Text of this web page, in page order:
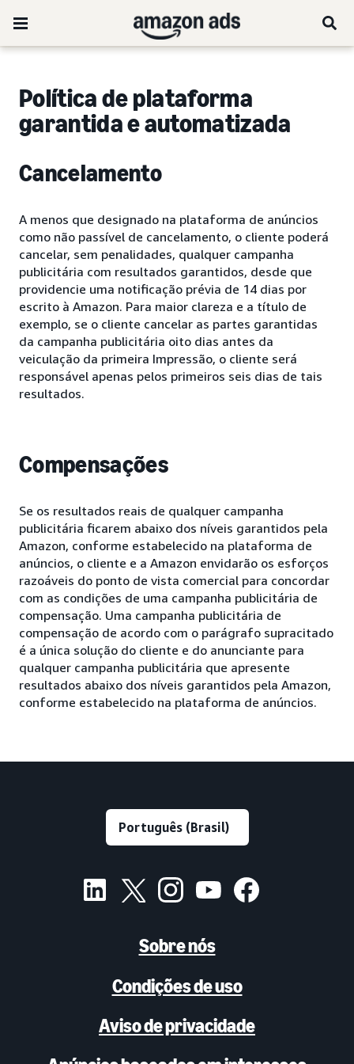
Política de plataforma
garantida e automatizada
Cancelamento
A menos que designado na plataforma de anúncios
como não passível de cancelamento, o cliente poderá
cancelar, sem penalidades, qualquer campanha
publicitária com resultados garantidos, desde que
providencie uma notificação prévia de 14 dias por
escrito à Amazon. Para maior clareza e a título de
exemplo, se o cliente cancelar as partes garantidas
da campanha publicitária oito dias antes da
veiculação da primeira Impressão, o cliente será
responsável apenas pelos primeiros seis dias de tais
resultados.
Compensações
Se os resultados reais de qualquer campanha
publicitária ficarem abaixo dos níveis garantidos pela
Amazon, conforme estabelecido na plataforma de
anúncios, o cliente e a Amazon envidarão os esforços
razoáveis do ponto de vista comercial para concordar
com as condições de uma campanha publicitária de
compensação. Uma campanha publicitária de
compensação de acordo com o parágrafo supracitado
é a única solução do cliente e do anunciante para
qualquer campanha publicitária que apresente
resultados abaixo dos níveis garantidos pela Amazon,
conforme estabelecido na plataforma de anúncios.
Sobre nós
Condições de uso
Aviso de privacidade